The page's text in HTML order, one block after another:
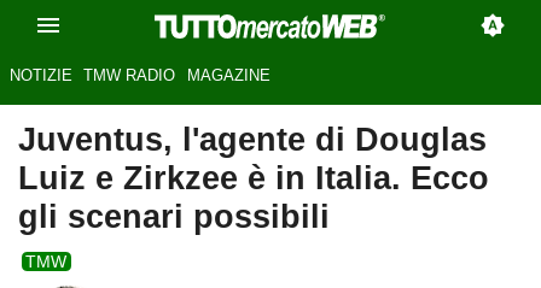
NOTIZIE TMW RADIO MAGAZINE
Juventus, l'agente di Douglas
Luiz e Zirkzee è in Italia. Ecco
gli scenari possibili
TMW